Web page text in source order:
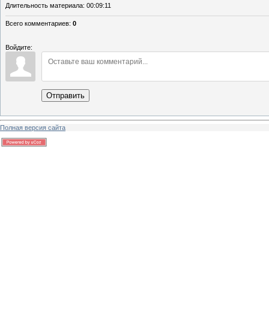
Длительность материала: 00:09:11
Всего комментариев: 0
Войдите:
Отправить
Полная версия сайта